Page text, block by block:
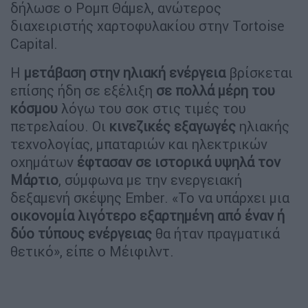
δήλωσε ο Ρομπ Θάμελ, ανώτερος
διαχειριστής χαρτοφυλακίου στην Tortoise
Capital.
Η μετάβαση στην ηλιακή ενέργειαβρίσκεται
επίσης ήδη σε εξέλιξη σε πολλά μέρη του
κόσμου λόγω του σοκ στις τιμές του
πετρελαίου. Οι κινεζικές εξαγωγές ηλιακής
τεχνολογίας, μπαταριών και ηλεκτρικών
οχημάτων έφτασαν σε ιστορικά υψηλά τον
Μάρτιο, σύμφωνα με την ενεργειακή
δεξαμενή σκέψης Ember. «Το να υπάρχει μια
οικονομία λιγότερο εξαρτημένη από έναν ή
δύο τύπους ενέργειας θα ήταν πραγματικά
θετικό», είπε ο Μέιφιλντ.